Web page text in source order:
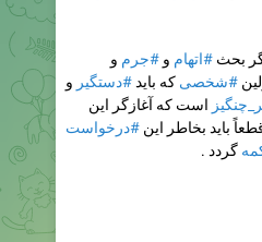
بحث#اتهام و#جرم و
#شخصی که باید #دستگیر و
است که آغازگر این
باید بخاطر این #درخواست
گردد .